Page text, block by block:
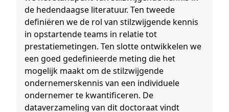
de hedendaagse literatuur. Ten tweede
definiëren we de rol van stilzwijgende kennis
in opstartende teams in relatie tot
prestatiemetingen. Ten slotte ontwikkelen we
een goed gedefinieerde meting die het
mogelijk maakt om de stilzwijgende
ondernemerskennis van een individuele
ondernemer te kwantificeren. De
dataverzameling van dit doctoraat vindt